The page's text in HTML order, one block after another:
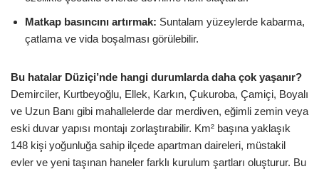
Matkap basıncını artırmak: Suntalam yüzeylerde kabarma,
çatlama ve vida boşalması görülebilir.
Bu hatalar Düziçi’nde hangi durumlarda daha çok yaşanır?
Demirciler, Kurtbeyoğlu, Ellek, Karkın, Çukuroba, Çamiçi, Boyalı
ve Uzun Banı gibi mahallelerde dar merdiven, eğimli zemin veya
eski duvar yapısı montajı zorlaştırabilir. Km² başına yaklaşık
148 kişi yoğunluğa sahip ilçede apartman daireleri, müstakil
evler ve yeni taşınan haneler farklı kurulum şartları oluşturur. Bu